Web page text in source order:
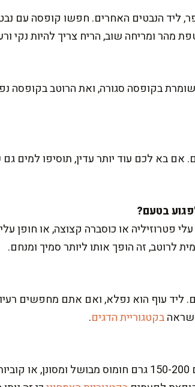
ליד הנבטים האחרים. חפשו קופסה עם
מהר ומריחה שוב, הריח צריך להיות נקי
קרים 5-10 דק' ואז מסננים. אם בא לכם עוד יותר עדין,
פטרוזיליה או כוסברה קצוצה, או חופן עלי
ליד עוף הוא נפלא, ואם אתם מחפשים
בקטגוריית הדגים.
כן, וזה משהו שאני עושה לארוחת ערב קלה. מוסיפים 150-200 גרם